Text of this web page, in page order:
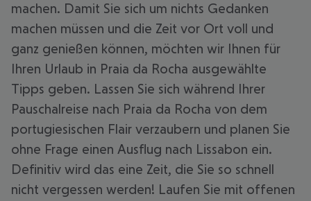
machen. Damit Sie sich um nichts Gedanken
machen müssen und die Zeit vor Ort voll und
ganz genießen können, möchten wir Ihnen für
Ihren Urlaub in Praia da Rocha ausgewählte
Tipps geben. Lassen Sie sich während Ihrer
Pauschalreise nach Praia da Rocha von dem
portugiesischen Flair verzaubern und planen Sie
ohne Frage einen Ausflug nach Lissabon ein.
Definitiv wird das eine Zeit, die Sie so schnell
nicht vergessen werden! Laufen Sie mit offenen